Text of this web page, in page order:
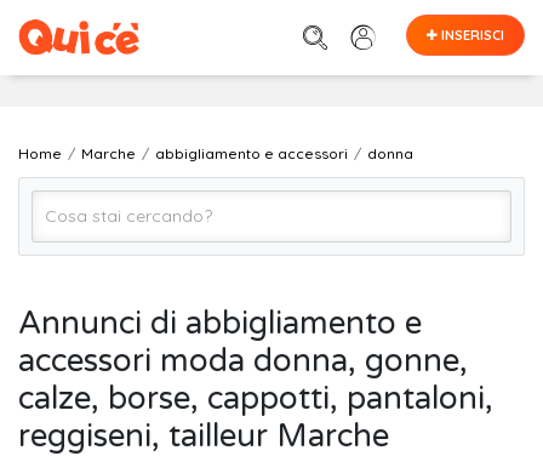
INSERISCI
Home Marche abbigliamento e accessori donna
MARCHE (regione)
Cerca
Annunci di abbigliamento e
accessori moda donna, gonne,
calze, borse, cappotti, pantaloni,
reggiseni, tailleur Marche